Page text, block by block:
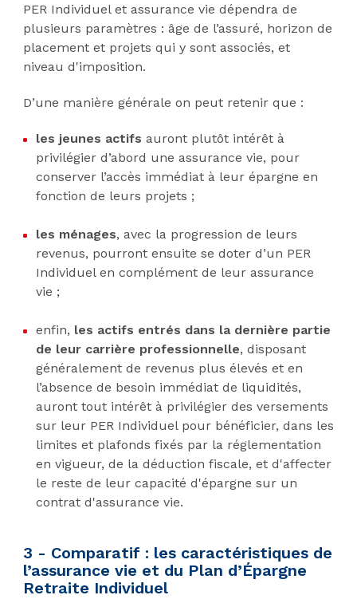
PER Individuel et assurance vie dépendra de
plusieurs paramètres : âge de l’assuré, horizon de
placement et projets qui y sont associés, et
niveau d'imposition.
D’une manière générale on peut retenir que :
les jeunes actifs auront plutôt intérêt à
privilégier d’abord une assurance vie, pour
conserver l’accès immédiat à leur épargne en
fonction de leurs projets ;
les ménages, avec la progression de leurs
revenus, pourront ensuite se doter d’un PER
Individuel en complément de leur assurance
vie ;
enfin, les actifs entrés dans la dernière partie
de leur carrière professionnelle, disposant
généralement de revenus plus élevés et en
l’absence de besoin immédiat de liquidités,
auront tout intérêt à privilégier des versements
sur leur PER Individuel pour bénéficier, dans les
limites et plafonds fixés par la réglementation
en vigueur, de la déduction fiscale, et d'affecter
le reste de leur capacité d'épargne sur un
contrat d'assurance vie.
3 - Comparatif : les caractéristiques de
l’assurance vie et du Plan d’Épargne
Retraite Individuel